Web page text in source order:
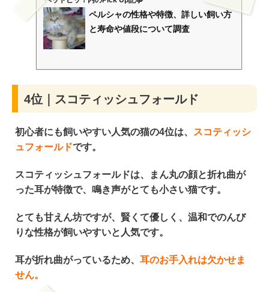
ペルシャの性格や特徴、詳しい飼い方
と寿命や値段について調査
4位｜スコティッシュフォールド
初心者にも飼いやすい人気の猫の4位は、 スコティッシ
ュフォールドです。
スコティッシュフォールドは、
まん丸の顔と折れ曲が
った耳が特徴で、 鳴き声がとても小さい猫です。
とても甘えん坊ですが、 賢くて優しく、温和でのんび
りな性格が飼いやすいと人気です。
耳が折れ曲がっているため、 耳のお手入れは欠かせま
せん。